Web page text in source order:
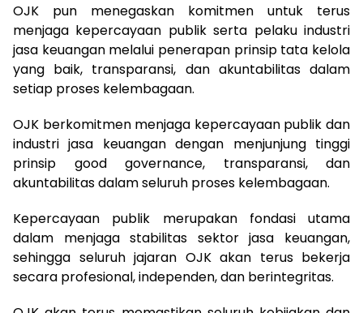
OJK pun menegaskan komitmen untuk terus
menjaga kepercayaan publik serta pelaku industri
jasa keuangan melalui penerapan prinsip tata kelola
yang baik, transparansi, dan akuntabilitas dalam
setiap proses kelembagaan.
OJK berkomitmen menjaga kepercayaan publik dan
industri jasa keuangan dengan menjunjung tinggi
prinsip good governance, transparansi, dan
akuntabilitas dalam seluruh proses kelembagaan.
Kepercayaan publik merupakan fondasi utama
dalam menjaga stabilitas sektor jasa keuangan,
sehingga seluruh jajaran OJK akan terus bekerja
secara profesional, independen, dan berintegritas.